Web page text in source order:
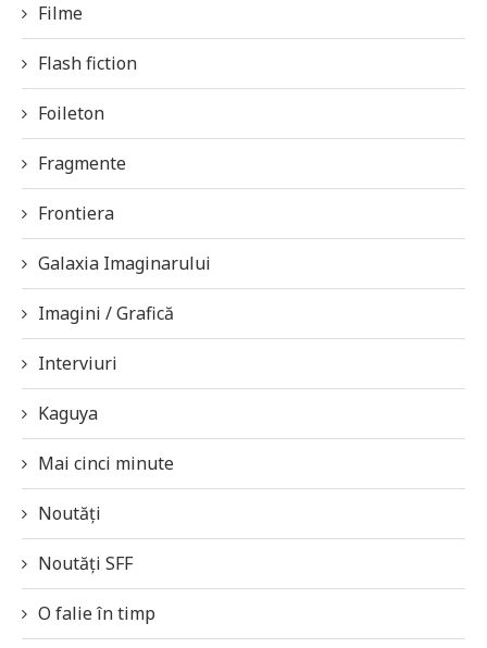
Filme
Flash fiction
Foileton
Fragmente
Frontiera
Galaxia Imaginarului
Imagini / Grafică
Interviuri
Kaguya
Mai cinci minute
Noutăți
Noutăți SFF
O falie în timp